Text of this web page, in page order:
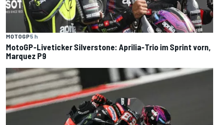
MOTOGP5 h
MotoGP-Liveticker Silverstone: Aprilia-Trio im Sprint vorn,
Marquez P9